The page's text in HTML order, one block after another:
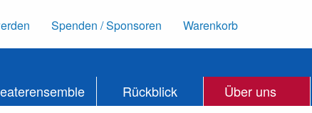
Spenden / Sponsoren Warenkorb
Rückblick Über uns